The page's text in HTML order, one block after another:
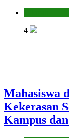
4
Mahasiswa
Kekerasan
Kampus